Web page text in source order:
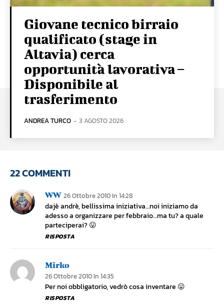
Giovane tecnico birraio
qualificato (stage in
Altavia) cerca
opportunità lavorativa –
Disponibile al
trasferimento
ANDREA TURCO - 3 AGOSTO 2026
22 COMMENTI
WW 26 Ottobre 2010 In 14:28
dajè andrè, bellissima iniziativa…noi iniziamo da
adesso a organizzare per febbraio…ma tu? a quale
parteciperai? 😛
RISPOSTA
Mirko
26 Ottobre 2010 In 14:35
Per noi obbligatorio, vedrò cosa inventare 😛
RISPOSTA